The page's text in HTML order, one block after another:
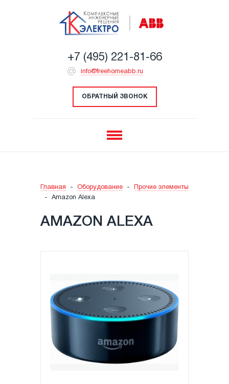
+7 (495) 221-81-66
info@freehomeabb.ru
ОБРАТНЫЙ ЗВОНОК
Главная - Оборудование -
Прочие элементы
-
Amazon Alexa
AMAZON ALEXA